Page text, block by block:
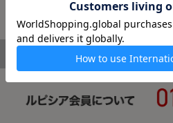
カスタマーハラスメ